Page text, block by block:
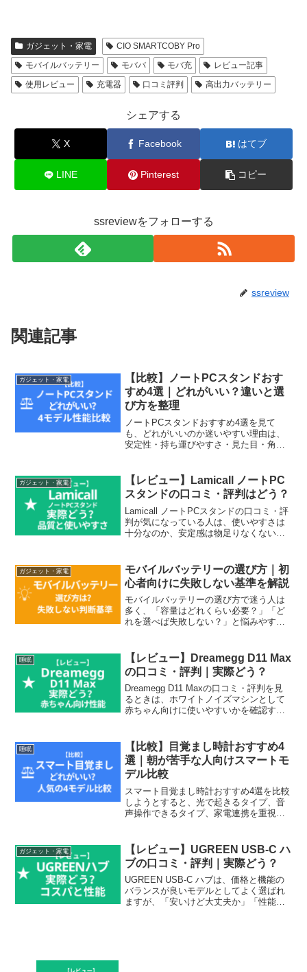
ガジェット・家電
CIO SMARTCOBY Pro
モバイルバッテリー
モババ モバ充
レビュー記事
使用レビュー
充電器 口コミ評判 高出力バッテリー
シェアする
X Facebook はてブ
LINE Pinterest コピー
ssreviewをフォローする
ssreview
関連記事
ガジェット・家電
【比較】ノートPCスタンドおす
すめ4選｜どれがいい？違いと選
び方を整理
ノートPCスタンドおすすめ4選を見て
も、どれがいいのか迷いやすい理由は、
安定性・持ち運びやすさ・見た目・角度
る目的で選ばれることが多い一方で、机
の広さや使う場所によっ...
ガジェット・家電
【レビュー】Lamicall ノートPC
スタンドの口コミ・評判はどう？
Lamicall ノートPCスタンドの口コミ・評
判が気になっている人は、使いやすさは
十分なのか、安定感は物足りなくないの
ないでしょうか。ノートPCスタンドは見
た目が似...
ガジェット・家電
モバイルバッテリーの選び方｜初
心者向けに失敗しない基準を解説
モバイルバッテリーの選び方で迷う人は
多く、「容量はどれくらい必要？」「ど
れを選べば失敗しない？」と悩みやすい
んでしまうと後悔につながることもあり
ます。この記事では、モバ...
睡眠
【レビュー】Dreamegg D11 Max
の口コミ・評判｜実際どう？
Dreamegg D11 Maxの口コミ・評判を見
るときは、ホワイトノイズマシンとして
赤ちゃん向けに使いやすいかを確認する
ち運びやすさ、注意点を中心に整理しま
す。赤ちゃ...
睡眠
【比較】目覚まし時計おすすめ4
選｜朝が苦手な人向けスマートモ
デル比較
スマート目覚まし時計おすすめ4選を比較
しようとすると、光で起きるタイプ、音
声操作できるタイプ、家電連携を重視す
SmartSleep Wake-up Light、E...
ガジェット・家電
【レビュー】UGREEN USB-C ハ
ブの口コミ・評判｜実際どう？
UGREEN USB-C ハブは、価格と機能の
バランスが良いモデルとしてよく選ばれ
ますが、「安いけど大丈夫か」「性能は